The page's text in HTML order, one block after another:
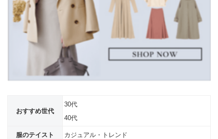
おすすめ世代
30代
40代
服のテイスト カジュアル・トレンド